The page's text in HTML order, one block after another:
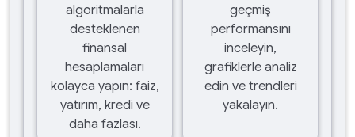
algoritmalarla
desteklenen
finansal
hesaplamaları
kolayca yapın: faiz,
yatırım, kredi ve
daha fazlası.
geçmiş
performansını
inceleyin,
grafiklerle analiz
edin ve trendleri
yakalayın.